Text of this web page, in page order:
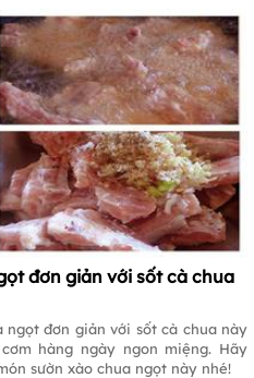
đơn giản với sốt cà chua
ngọt đơn giản với sốt cà chua này
hàng ngày ngon miệng. Hãy
sườn xào chua ngọt này nhé!